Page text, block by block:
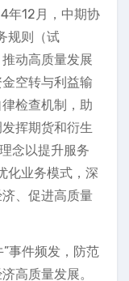
年12月，中期协
规则（试
动高质量发展
空转与利益输
检查机制，助
挥期货和衍生
念以提升服务
化业务模式，深
、促进高质量
”事件频发，防范
高质量发展。